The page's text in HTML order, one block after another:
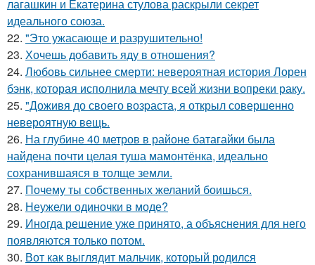
лагашкин и Екатерина стулова раскрыли секрет
идеального союза.
22. "Это ужасающе и разрушительно!
23. Хочешь добавить яду в отношения?
24. Любовь сильнее смерти: невероятная история Лорен
бэнк, которая исполнила мечту всей жизни вопреки раку.
25. "Доживя до своего возpаста, я открыл совершенно
невероятную вещь.
26. На глубине 40 метров в районе батагайки была
найдена почти целая туша мамонтёнка, идеально
сохранившаяся в толще земли.
27. Почему ты собственных желаний боишься.
28. Неужели одиночки в моде?
29. Иногда решение уже принято, а объяснения для него
появляются только потом.
30. Вот как выглядит мальчик, который родился